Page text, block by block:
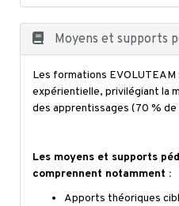
Moyens et supports
Les formations
expérientielle, privilégiant la
des apprentissages (70 % de
Les moyens et supports
comprennent notamment :
Apports théoriques